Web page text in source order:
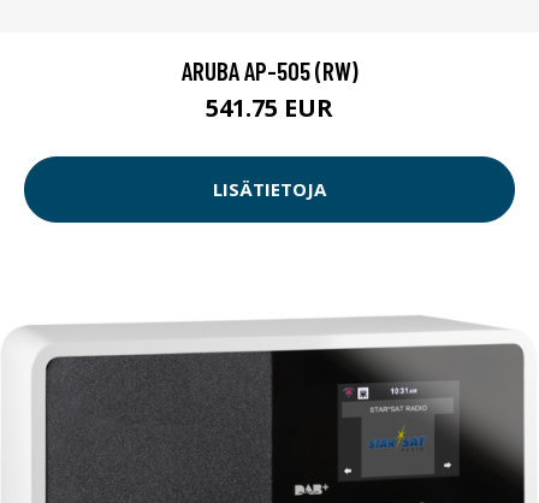
ARUBA AP-505 (RW)
541.75 EUR
LISÄTIETOJA